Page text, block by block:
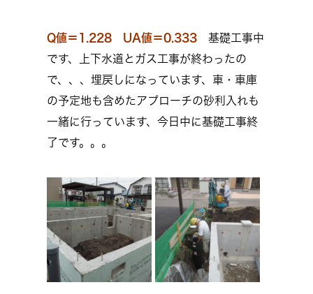
Q値＝1.228 UA値＝0.333
基礎工事中
です、上下水道とガス工事が終わったの
で、、、埋戻しになっています、車・車庫
の予定地も含めたアプローチの砂利入れも
一緒に行っています、今日中に基礎工事終
了です。。。